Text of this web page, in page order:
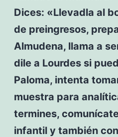
Dices: «Llevadla al
de preingresos,
Almudena, llama a
dile a Lourdes si
Paloma, intenta
muestra para
termines,
infantil y también